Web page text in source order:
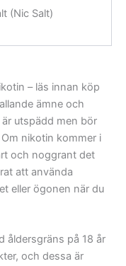
(Nic Salt)
– läs innan köp
ämne och
utspädd men bör
nikotin kommer i
och noggrant det
att använda
eller ögonen när du
åldersgräns på 18 år
och dessa är